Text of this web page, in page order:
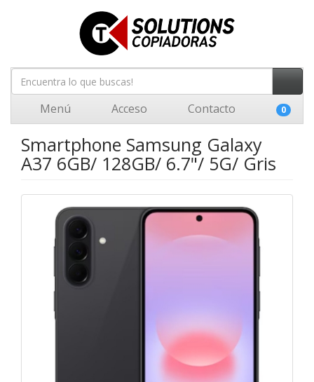
Menú Acceso Contacto 0
Smartphone Samsung Galaxy
A37 6GB/ 128GB/ 6.7"/ 5G/ Gris